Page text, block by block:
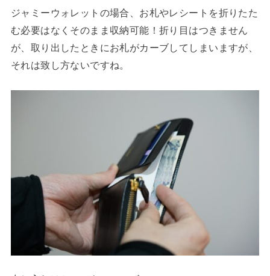
ジャミーウォレットの場合、お札やレシートを折りたた
む必要はなくそのまま収納可能！折り目はつきません
が、取り出したときにお札がカーブしてしまいますが、
それは致し方ないですね。